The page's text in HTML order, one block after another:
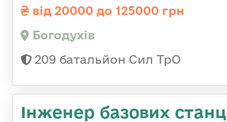
від 20000 до 125000 грн
Богодухів
209 батальйон Сил ТрО
Інженер базових